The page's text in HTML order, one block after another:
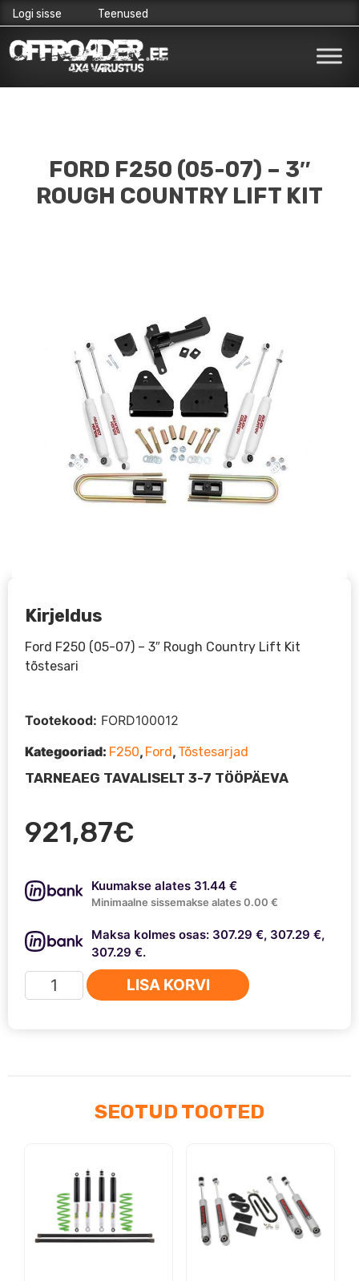
to
Logi sisse Teenused
FORD F250 (05-07) – 3″
ROUGH COUNTRY LIFT KIT
921,87€
Kirjeldus
Ford F250 (05-07) – 3″ Rough Country Lift Kit
tõstesari
Kuumakse alates 31.44 €
Minimaalne sissemakse alates 0.00 €
Maksa kolmes osas: 307.29 €, 307.29 €,
307.29 €.
Ford
F250
LISA KORVI
Tootekood: FORD100012
Kategooriad: F250, Ford, Tõstesarjad
TARNEAEG TAVALISELT 3-7 TÖÖPÄEVA
SEOTUD TOOTED